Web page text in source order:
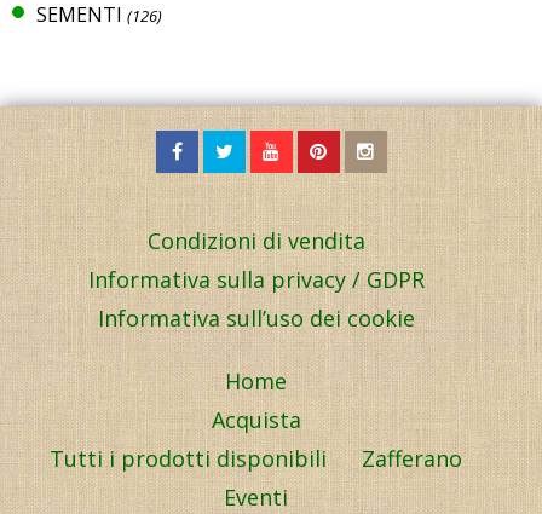
SEMENTI (126)
Condizioni di vendita
Informativa sulla privacy / GDPR
Informativa sull’uso dei cookie
Home
Acquista
Tutti i prodotti disponibili
Zafferano
Eventi